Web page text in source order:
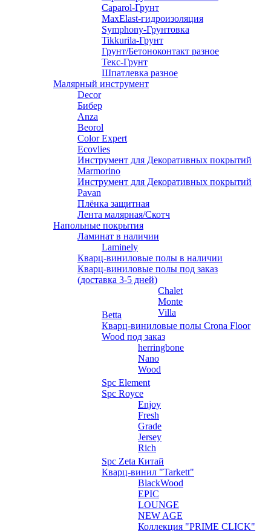
Caparol-Грунт
MaxElast-гидроизоляция
Symphony-Грунтовка
Tikkurila-Грунт
Грунт/Бетоноконтакт разное
Текс-Грунт
Шпатлевка разное
Малярный инструмент
Decor
Бибер
Anza
Beorol
Color Expert
Ecovlies
Инструмент для Декоративных покрытий
Marmorino
Инструмент для Декоративных покрытий
Pavan
Плёнка защитная
Лента малярная/Скотч
Напольные покрытия
Ламинат в наличии
Laminely
Кварц-виниловые полы в наличии
Кварц-виниловые полы под заказ
(доставка 3-5 дней)
Betta
Chalet
Monte
Villa
Кварц-виниловые полы Crona Floor
Wood под заказ
herringbone
Nano
Wood
Spc Element
Spc Royce
Enjoy
Fresh
Grade
Jersey
Rich
Spc Zeta Китай
Кварц-винил "Tarkett"
BlackWood
EPIC
LOUNGE
NEW AGE
Коллекция "PRIME CLICK"